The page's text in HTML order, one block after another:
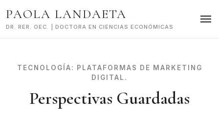
to
content
PAOLA LANDAETA
DR. RER. OEC. | DOCTORA EN CIENCIAS ECONÓMICAS
TECNOLOGÍA:
PLATAFORMAS DE MARKETING
DIGITAL.
Perspectivas Guardadas